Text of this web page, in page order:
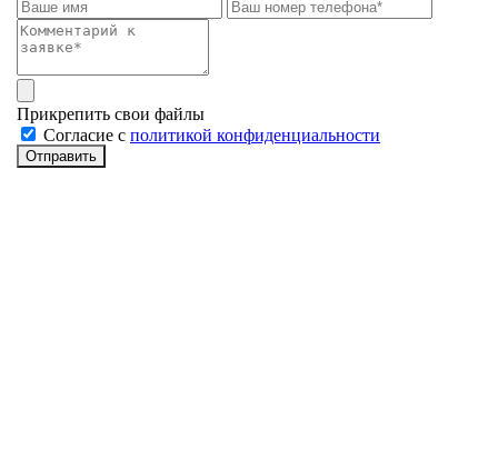
Прикрепить свои файлы
Cогласие с политикой конфиденциальности
Отправить